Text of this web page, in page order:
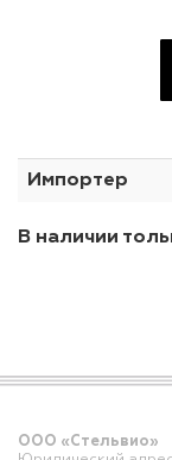
Импортер
В наличии
ООО «Стельвио»